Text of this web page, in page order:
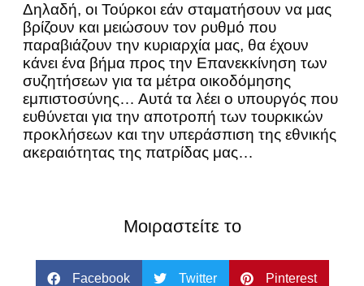
Δηλαδή, οι Τούρκοι εάν σταματήσουν να μας
βρίζουν και μειώσουν τον ρυθμό που
παραβιάζουν την κυριαρχία μας, θα έχουν
κάνει ένα βήμα προς την Επανεκκίνηση των
συζητήσεων για τα μέτρα οικοδόμησης
εμπιστοσύνης… Αυτά τα λέει ο υπουργός που
ευθύνεται για την αποτροπή των τουρκικών
προκλήσεων και την υπεράσπιση της εθνικής
ακεραιότητας της πατρίδας μας…
Μοιραστείτε το
Facebook Twitter Pinterest